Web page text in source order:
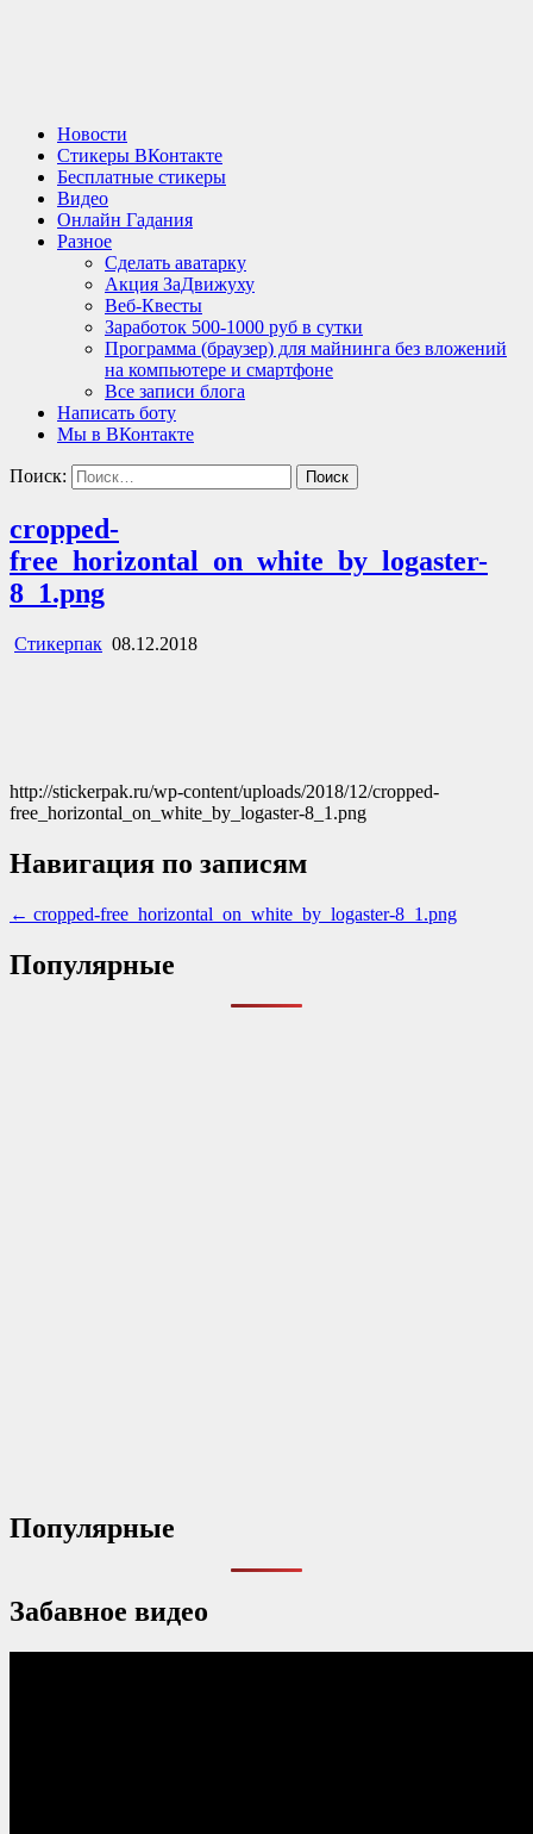
Новости
Стикеры ВКонтакте
Бесплатные стикеры
Видео
Онлайн Гадания
Разное
Сделать аватарку
Акция ЗаДвижуху
Веб-Квесты
Заработок 500-1000 руб в сутки
Программа (браузер) для майнинга без вложений
на компьютере и смартфоне
Все записи блога
Написать боту
Мы в ВКонтакте
Поиск:
cropped-
free_horizontal_on_white_by_logaster-
8_1.png
Стикерпак 08.12.2018
http://stickerpak.ru/wp-content/uploads/2018/12/cropped-
free_horizontal_on_white_by_logaster-8_1.png
Навигация по записям
← cropped-free_horizontal_on_white_by_logaster-8_1.png
Популярные
Популярные
Забавное видео